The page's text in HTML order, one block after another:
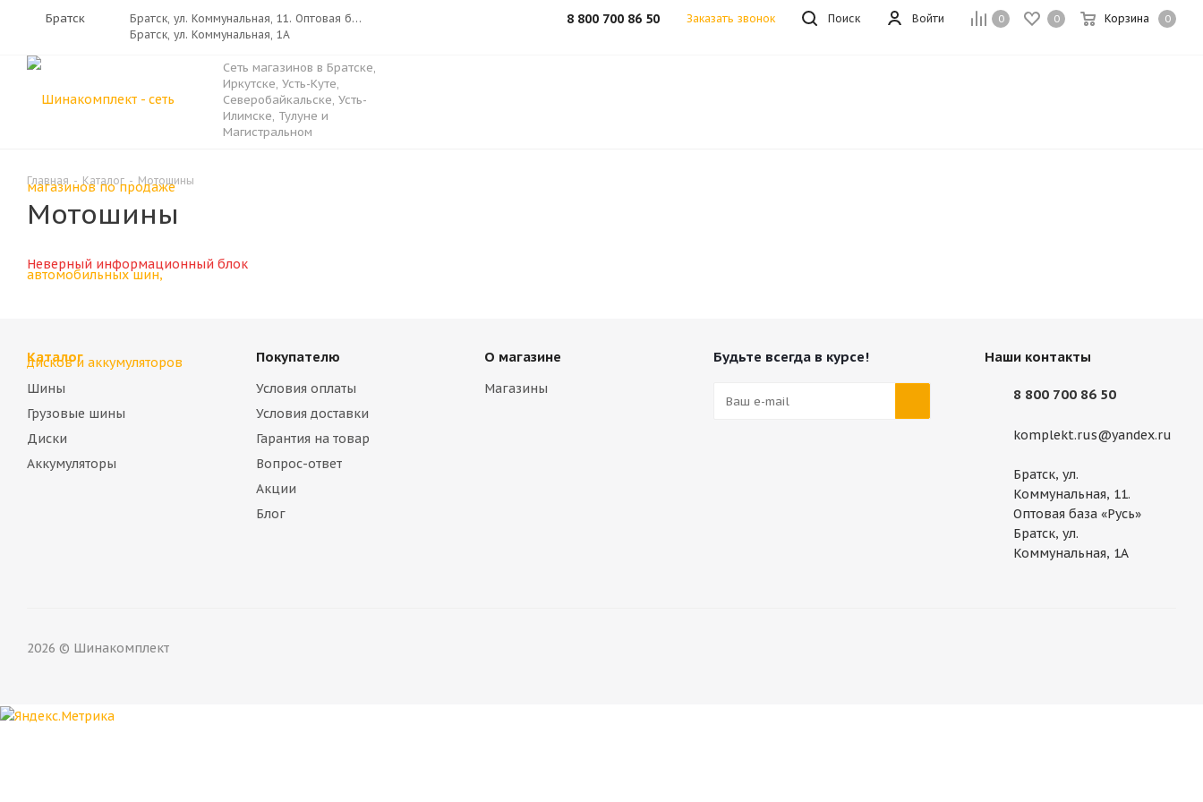
Братск 0 0 Корзина 0
Войти
Братск, ул. Коммунальная, 11. Оптовая база «Русь»
Братск, ул. Коммунальная, 1А
Поиск
8 800 700 86 50 Заказать звонок
Сеть магазинов в Братске,
Иркутске, Усть-Куте,
Северобайкальске, Усть-
Илимске, Тулуне и
Магистральном
Главная - Каталог - Мотошины
Мотошины
Неверный информационный блок
Каталог
Шины
Грузовые шины
Диски
Аккумуляторы
Покупателю
Условия оплаты
Условия доставки
Гарантия на товар
Вопрос-ответ
Акции
Блог
О магазине
Магазины
Будьте всегда в курсе! Наши контакты
8 800 700 86 50
komplekt.rus@yandex.ru
Братск, ул.
Коммунальная, 11.
Оптовая база «Русь»
Братск, ул.
Коммунальная, 1А
2026 © Шинакомплект